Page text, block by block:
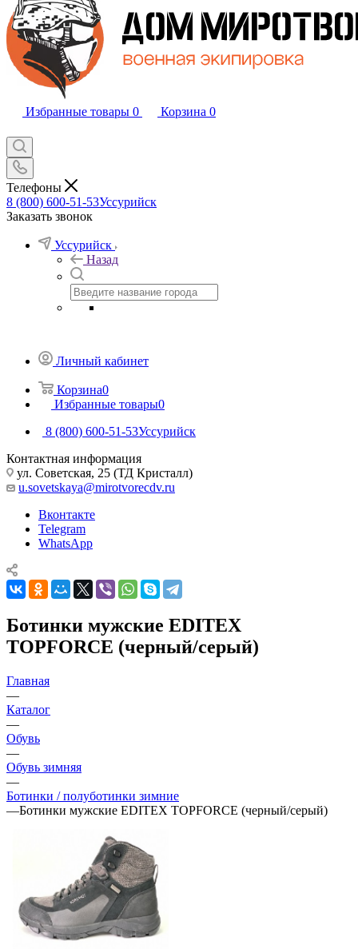
Избранные товары 0 Корзина 0
Телефоны
8 (800) 600-51-53Уссурийск
Заказать звонок
Уссурийск
Назад
Личный кабинет
Корзина0
Избранные товары0
8 (800) 600-51-53Уссурийск
Контактная информация
ул. Советская, 25 (ТД Кристалл)
u.sovetskaya@mirotvorecdv.ru
Вконтакте
Telegram
WhatsApp
Ботинки мужские EDITEX
TOPFORCE (черный/серый)
Главная
—
Каталог
—
Обувь
—
Обувь зимняя
—
Ботинки / полуботинки зимние
—Ботинки мужские EDITEX TOPFORCE (черный/серый)